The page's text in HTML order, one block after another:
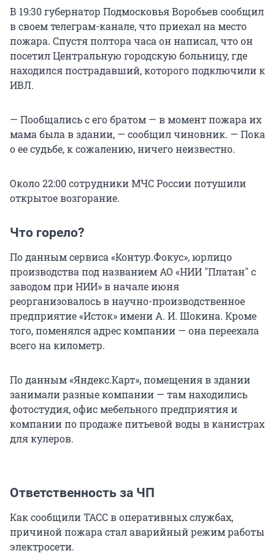
В 19:30 губернатор Подмосковья Воробьев сообщил
в своем телеграм-канале, что приехал на место
пожара. Спустя полтора часа он написал, что он
посетил Центральную городскую больницу, где
находился пострадавший, которого подключили к
ИВЛ.
— Пообщались с его братом — в момент пожара их
мама была в здании, — сообщил чиновник. — Пока
о ее судьбе, к сожалению, ничего неизвестно.
Около 22:00 сотрудники МЧС России потушили
открытое возгорание.
Что горело?
По данным сервиса «Контур.Фокус», юрлицо
производства под названием АО «НИИ "Платан" с
заводом при НИИ» в начале июня
реорганизовалось в научно-производственное
предприятие «Исток» имени А. И. Шокина. Кроме
того, поменялся адрес компании — она переехала
всего на километр.
По данным «Яндекс.Карт», помещения в здании
занимали разные компании — там находились
фотостудия, офис мебельного предприятия и
компании по продаже питьевой воды в канистрах
для кулеров.
Ответственность за ЧП
Как сообщили ТАСС в оперативных службах,
причиной пожара стал аварийный режим работы
электросети.